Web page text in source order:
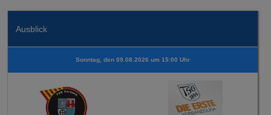
Ausblick
Sonntag, den 09.08.2026 um 15:00 Uhr